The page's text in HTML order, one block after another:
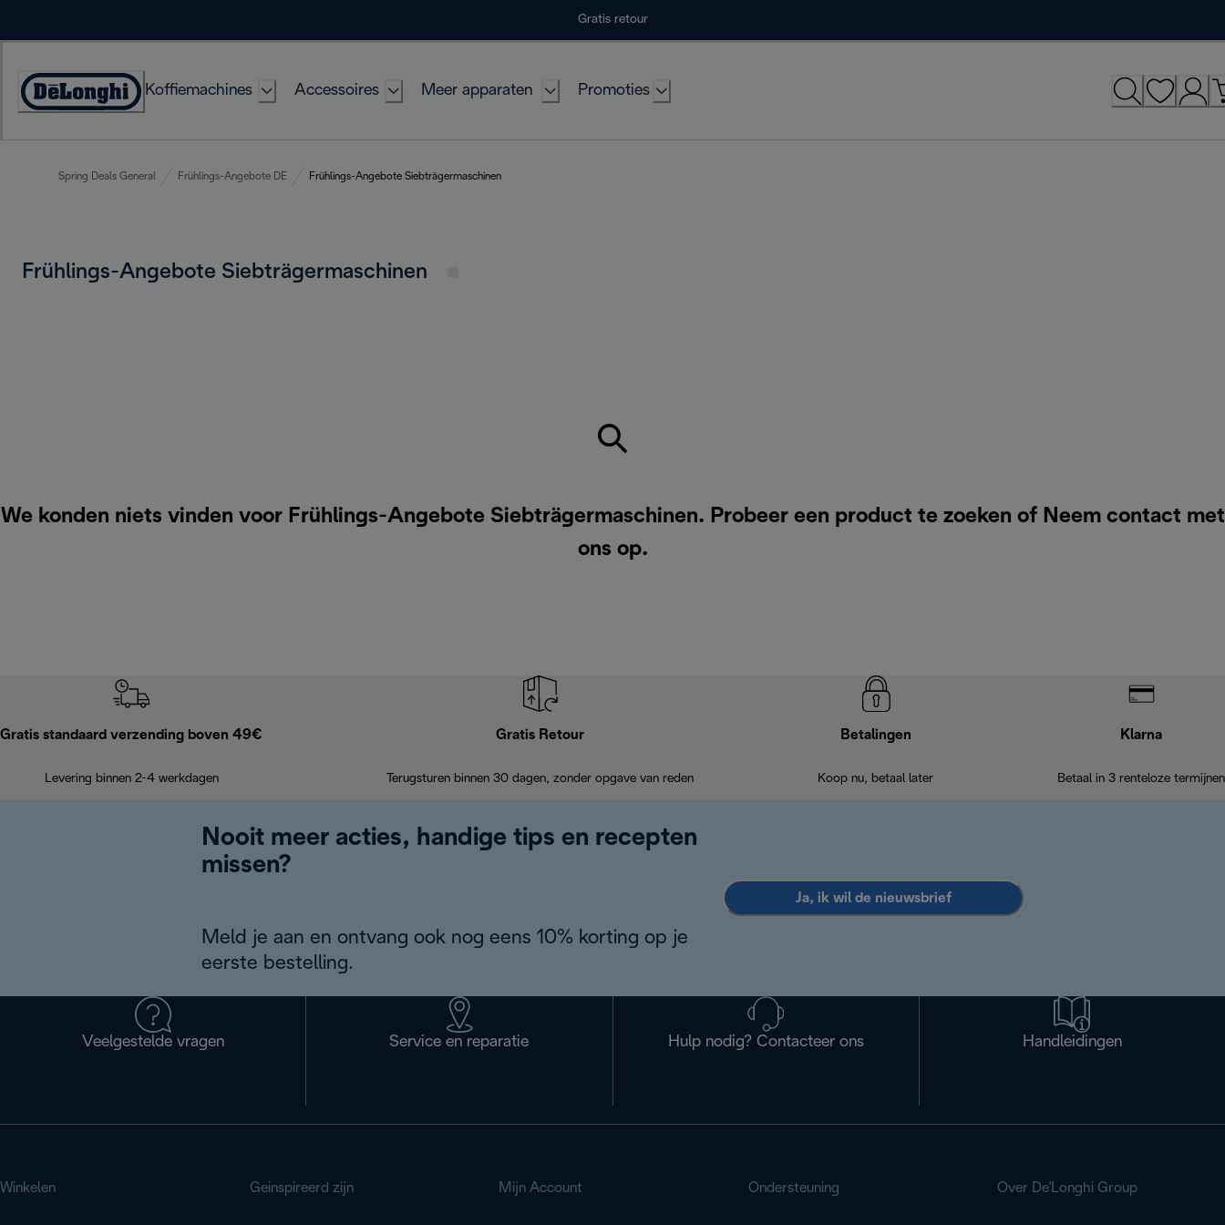
Gratis retour
Accessibility
Koffiemachines Accessoires Meer apparaten Promoties
Spring Deals General Frühlings-Angebote DE Frühlings-Angebote Siebträgermaschinen
Frühlings-Angebote Siebträgermaschinen
We konden niets vinden voor Frühlings-Angebote Siebträgermaschinen. Probeer een product te zoeken of Neem contact met
ons op.
Gratis standaard verzending boven 49€
Levering binnen 2-4 werkdagen
Gratis Retour
Terugsturen binnen 30 dagen, zonder opgave van reden
Betalingen
Koop nu, betaal later
Klarna
Betaal in 3 renteloze termijnen
Nooit meer acties, handige tips en recepten
missen?
Meld je aan en ontvang ook nog eens 10% korting op je
eerste bestelling.
Ja, ik wil de nieuwsbrief
Veelgestelde vragen Service en reparatie Hulp nodig? Contacteer ons Handleidingen
Winkelen Geinspireerd zijn Mijn Account Ondersteuning Over De'Longhi Group